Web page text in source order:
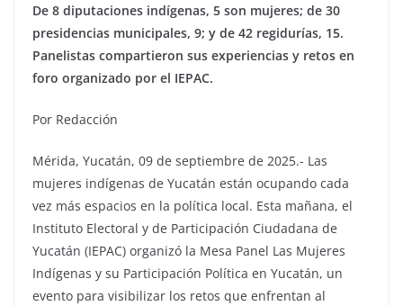
De 8 diputaciones indígenas, 5 son mujeres; de 30
presidencias municipales, 9; y de 42 regidurías, 15.
Panelistas compartieron sus experiencias y retos en
foro organizado por el IEPAC.
Por Redacción
Mérida, Yucatán, 09 de septiembre de 2025.- Las
mujeres indígenas de Yucatán están ocupando cada
vez más espacios en la política local. Esta mañana, el
Instituto Electoral y de Participación Ciudadana de
Yucatán (IEPAC) organizó la Mesa Panel Las Mujeres
Indígenas y su Participación Política en Yucatán, un
evento para visibilizar los retos que enfrentan al